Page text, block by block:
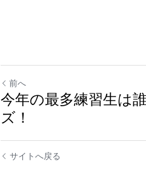
前へ
今年の最多練習生は
ズ！
サイトへ戻る